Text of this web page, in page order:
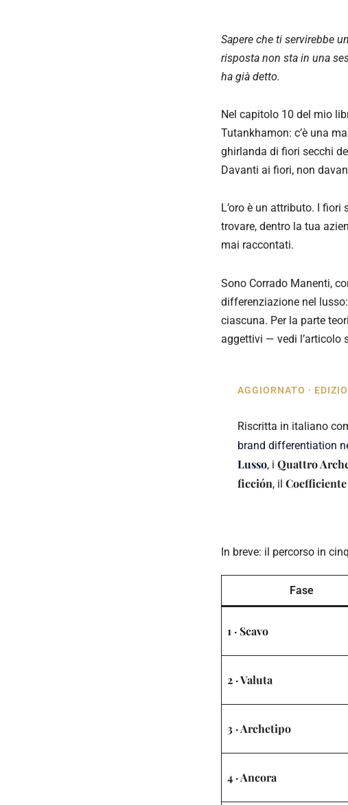
Sapere che ti servirebbe
risposta non sta in una
ha già detto.
Nel capitolo 10 del mio
Tutankhamon: c’è una
ghirlanda di fiori secchi
Davanti ai fiori, non
L’oro è un attributo. I
trovare, dentro la tua
mai raccontati.
Sono Corrado Manenti,
differenziazione nel
ciascuna. Per la parte
aggettivi — vedi l’articolo
AGGIORNATO ·
Riscritta in italiano
brand differentiation
Lusso, i Quattro
ficción, il
In breve: il percorso in
Fase
1 · Scavo
2 · Valuta
3 · Archetipo
4 · Ancora